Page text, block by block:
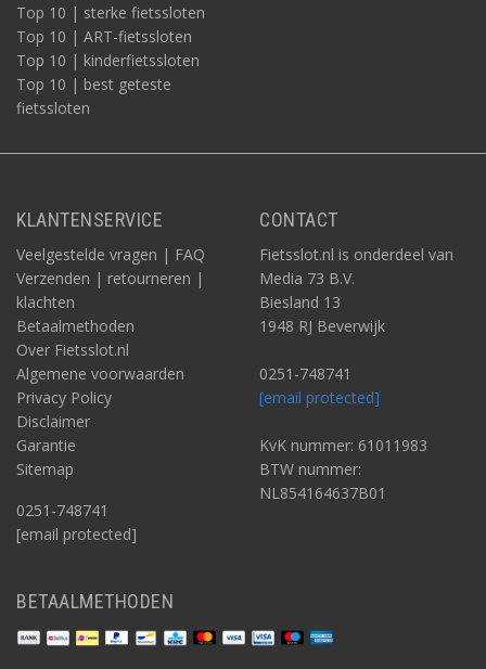
Top 10 | sterke fietssloten
Top 10 | ART-fietssloten
Top 10 | kinderfietssloten
Top 10 | best geteste
fietssloten
KLANTENSERVICE
Veelgestelde vragen | FAQ
Verzenden | retourneren |
klachten
Betaalmethoden
Over Fietsslot.nl
Algemene voorwaarden
Privacy Policy
Disclaimer
Garantie
Sitemap
0251-748741
[email protected]
CONTACT
Fietsslot.nl is onderdeel van
Media 73 B.V.
Biesland 13
1948 RJ Beverwijk
0251-748741
[email protected]
KvK nummer: 61011983
BTW nummer:
NL854164637B01
BETAALMETHODEN